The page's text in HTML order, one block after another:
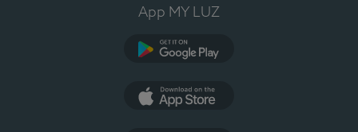
App MY LUZ